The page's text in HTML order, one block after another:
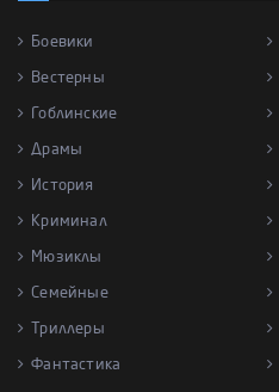
Боевики
Вестерны
Гоблинские
Драмы
История
Криминал
Мюзиклы
Семейные
Триллеры
Фантастика